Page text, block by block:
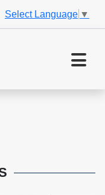
Select Language ▼